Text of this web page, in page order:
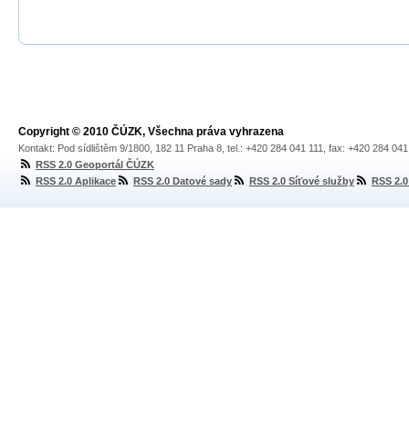
Copyright © 2010 ČÚZK, Všechna práva vyhrazena
Kontakt: Pod sídlištěm 9/1800, 182 11 Praha 8, tel.: +420 284 041 111, fax: +420 284
RSS 2.0 Geoportál ČÚZK
RSS 2.0 Aplikace
RSS 2.0 Datové sady RSS 2.0 Síťové služby RSS